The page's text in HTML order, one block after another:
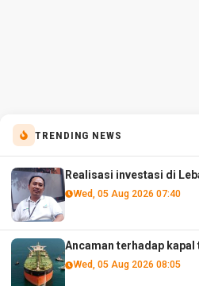
TRENDING NEWS
Realisasi investasi di
Wed, 05 Aug 2026 07:40
Ancaman terhadap
Wed, 05 Aug 2026 08:05